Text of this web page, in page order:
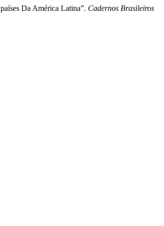
Da América Latina”. Cadernos Brasileiros